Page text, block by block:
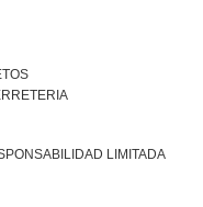
LIMITADA